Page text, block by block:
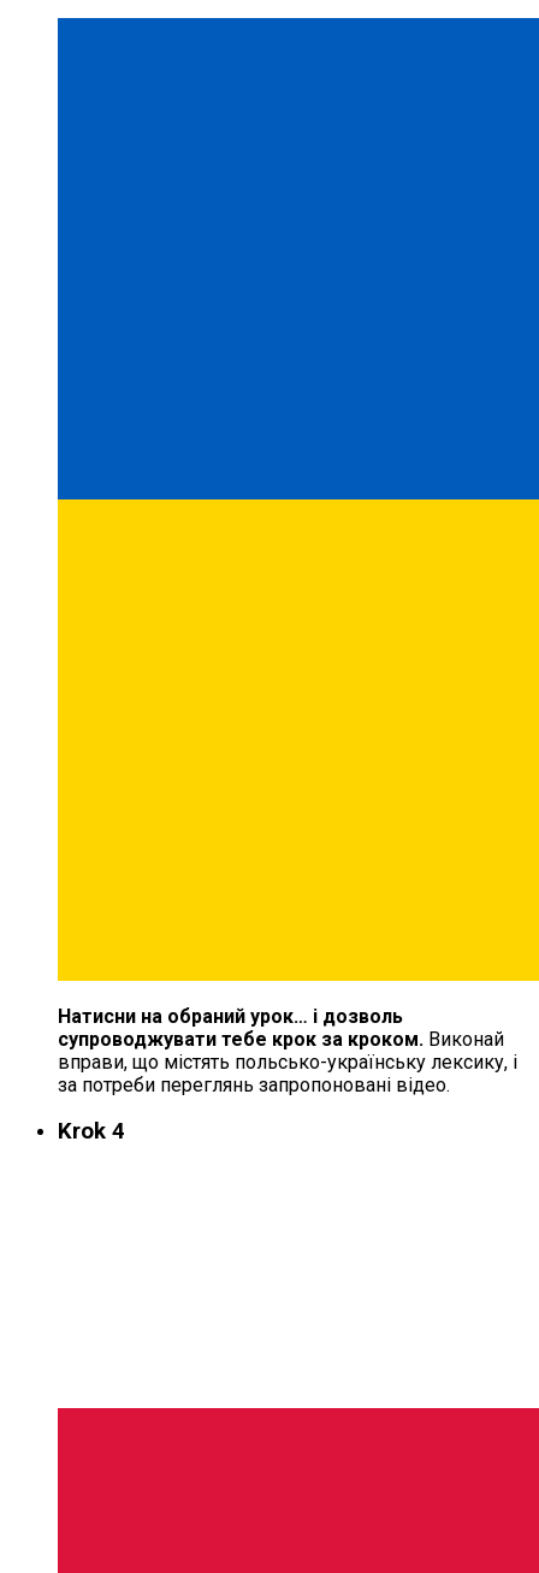
Натисни на обраний урок… і дозволь
супроводжувати тебе крок за кроком. Виконай
вправи, що містять польсько-українську лексику, і
за потреби переглянь запропоновані відео.
Krok 4